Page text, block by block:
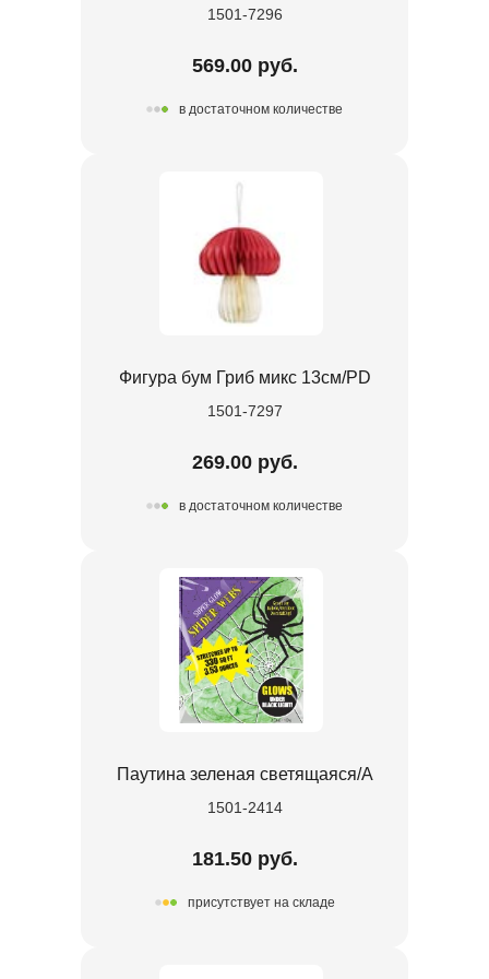
1501-7296
569.00 руб.
в достаточном количестве
Фигура бум Гриб микс 13см/PD
1501-7297
269.00 руб.
в достаточном количестве
Паутина зеленая светящаяся/A
1501-2414
181.50 руб.
присутствует на складе